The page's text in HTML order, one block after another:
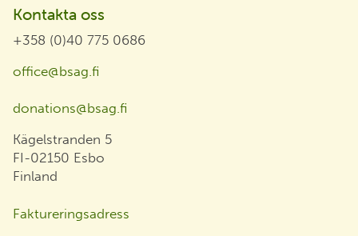
Kontakta oss
+358 (0)40 775 0686
office@bsag.fi
donations@bsag.fi
Kägelstranden 5
FI-02150 Esbo
Finland
Faktureringsadress